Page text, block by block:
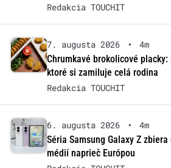
Redakcia TOUCHIT
7. augusta 2026 •
4m
Chrumkavé brokolicové
ktoré si zamiluje celá rodina
Redakcia TOUCHIT
6. augusta 2026 •
4m
Séria Samsung Galaxy Z
médií naprieč Európou